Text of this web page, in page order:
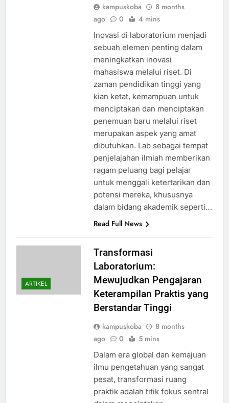
kampuskoba
8 months
ago
0 4 mins
Inovasi di laboratorium menjadi
sebuah elemen penting dalam
meningkatkan inovasi
mahasiswa melalui riset. Di
zaman pendidikan tinggi yang
kian ketat, kemampuan untuk
menciptakan dan menciptakan
penemuan baru melalui riset
merupakan aspek yang amat
dibutuhkan. Lab sebagai tempat
penjelajahan ilmiah memberikan
ragam peluang bagi pelajar
untuk menggali ketertarikan dan
potensi mereka, khususnya
dalam bidang akademik seperti…
Read Full News
ARTIKEL
Transformasi
Laboratorium:
Mewujudkan Pengajaran
Keterampilan Praktis yang
Berstandar Tinggi
kampuskoba
8 months
ago
0 5 mins
Dalam era global dan kemajuan
ilmu pengetahuan yang sangat
pesat, transformasi ruang
praktik adalah titik fokus sentral